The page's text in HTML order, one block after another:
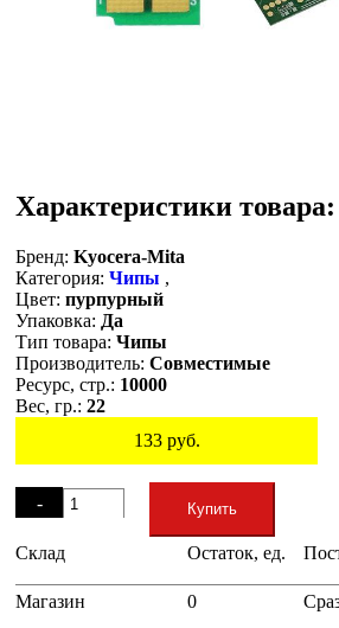
Характеристики товара:
Бренд: Kyocera-Mita
Категория: Чипы ,
Цвет: пурпурный
Упаковка: Да
Тип товара: Чипы
Производитель: Совместимые
Ресурс, стр.: 10000
Вес, гр.: 22
133руб.
-
+
Купить
Склад Остаток, ед.
Магазин 0